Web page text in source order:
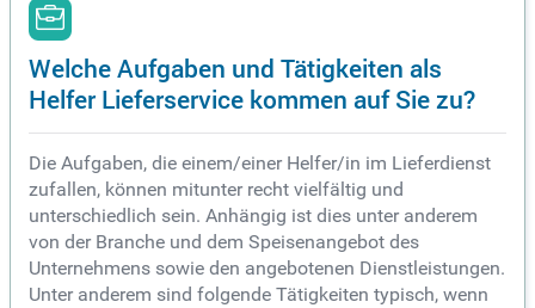
Welche Aufgaben und Tätigkeiten als
Helfer Lieferservice kommen auf Sie zu?
Die Aufgaben, die einem/einer Helfer/in im Lieferdienst
zufallen, können mitunter recht vielfältig und
unterschiedlich sein. Anhängig ist dies unter anderem
von der Branche und dem Speisenangebot des
Unternehmens sowie den angebotenen Dienstleistungen.
Unter anderem sind folgende Tätigkeiten typisch, wenn